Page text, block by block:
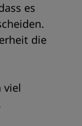
es
die
viel